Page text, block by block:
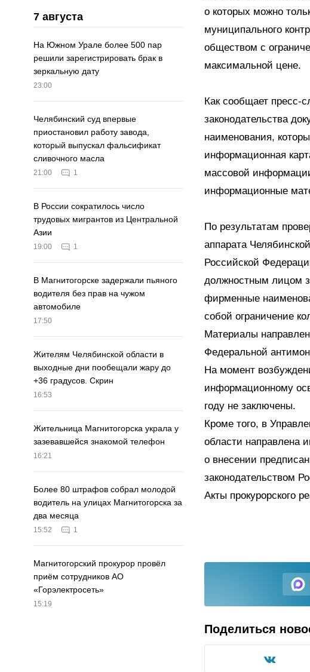
7 августа
На Южном Урале более 500 пар
решили зарегистрировать брак в
зеркальную дату
23:00
Челябинский суд впервые
приостановил работу завода,
который выпускал фальсификат
сливочного масла
21:00 1
В России сократилось число
трудовых мигрантов из Центральной
Азии
19:00 1
В Магнитогорске задержали пьяного
водителя без прав на чужом
автомобиле
17:50
Жителям Челябинской области в
выходные дни пообещали жару до
+36 градусов. Скрин
16:53
Жительница Магнитогорска украла у
зазевавшейся знакомой телефон
16:21
Более 80 штрафов собрал молодой
водитель на улицах Магнитогорска за
два месяца
15:52 1
Магнитогорский прокурор провёл
приём сотрудников АО
«Горэлектросеть»
15:19
о которых можно
муниципального
обществом с
максимальной цене.
Как сообщает пресс-
законодательства
наименования,
информационная
массовой
информационные
По результатам
аппарата
Российской
должностным лицом
фирменные
собой ограничение
Материалы
Федеральной
На момент
информационному
году не заключены.
Кроме того, в
области направлена
о внесении
законодательством
Акты прокурорского
Поделиться